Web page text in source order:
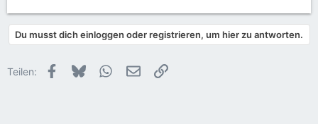
Du musst dich einloggen oder registrieren, um hier zu antworten.
Teilen: Facebook
Bluesky WhatsApp
E-MailLink